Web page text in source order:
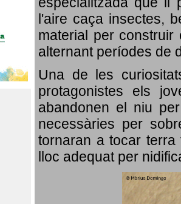
l'aire caça insectes,
material per
alternant períodes de
Una de les
protagonistes els
abandonen el niu
necessàries per
tornaran a tocar
lloc adequat per